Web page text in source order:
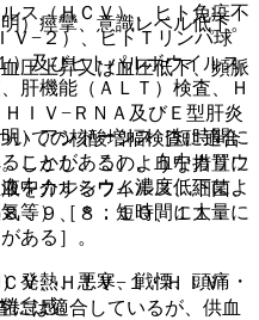
ス（ＨＣＶ）、ヒト免疫不
Ｖ−２）、ヒトＴリンパ球
）及びヒトパルボウイルス
肝機能（ＡＬＴ）検査、Ｈ
ＩＶ−ＲＮＡ及びＥ型肝炎
いての核酸増幅検査に適合
しかし、このような措置に
を介するウイルス、細菌、
．９、８．１０、１１．
Ｖ、ＨＩＶ−１・ＨＩＶ
には適合しているが、供血
）痙攣、意識レベル低下。
圧上昇又は血圧低下、頻脈
）アシドーシス［短時間に
ことがある］、血中カリウ
中カルシウム濃度低下によ
等）［＊：短時間に大量に
ある］。
発熱、悪寒、戦慄、頭痛・
怠感。